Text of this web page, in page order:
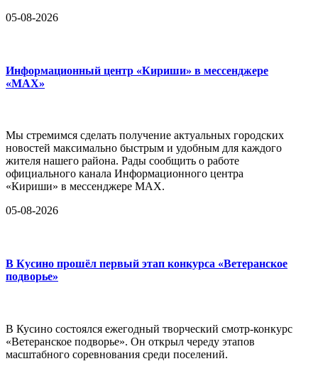
05-08-2026
Информационный центр «Кириши» в мессенджере
«MAX»
Мы стремимся сделать получение актуальных городских
новостей максимально быстрым и удобным для каждого
жителя нашего района. Рады сообщить о работе
официального канала Информационного центра
«Кириши» в мессенджере MAX.
05-08-2026
В Кусино прошёл первый этап конкурса «Ветеранское
подворье»
В Кусино состоялся ежегодный творческий смотр-конкурс
«Ветеранское подворье». Он открыл череду этапов
масштабного соревнования среди поселений.